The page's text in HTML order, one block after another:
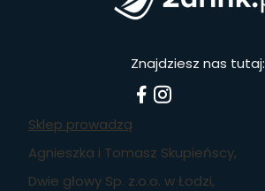
Znajdziesz nas tutaj:
Sklep prowadzą
Agnieszka i Tomasz Skupieńscy,
Dwie głowy Sp. z.o.o. w Łodzi,